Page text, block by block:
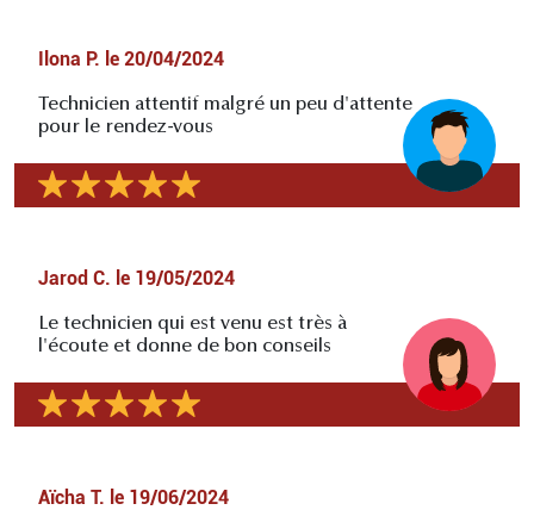
Ilona P. le 20/04/2024
Technicien attentif malgré un peu d'attente
pour le rendez-vous
Jarod C. le 19/05/2024
Le technicien qui est venu est très à
l'écoute et donne de bon conseils
Aïcha T. le 19/06/2024